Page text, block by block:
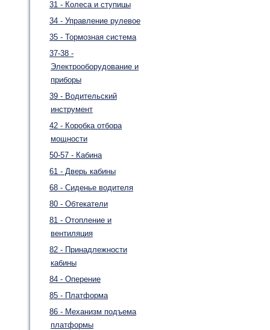
31 - Колеса и ступицы
34 - Управление рулевое
35 - Тормозная система
37-38 -
Электрооборудование и
приборы
39 - Водительский
инструмент
42 - Коробка отбора
мощности
50-57 - Кабина
61 - Дверь кабины
68 - Сиденье водителя
80 - Обтекатели
81 - Отопление и
вентиляция
82 - Принадлежности
кабины
84 - Оперение
85 - Платформа
86 - Механизм подъема
платформы